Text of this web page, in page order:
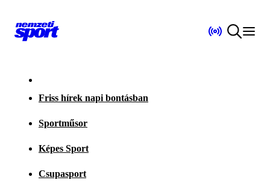
Friss hírek napi bontásban
Sportműsor
Képes Sport
Csupasport